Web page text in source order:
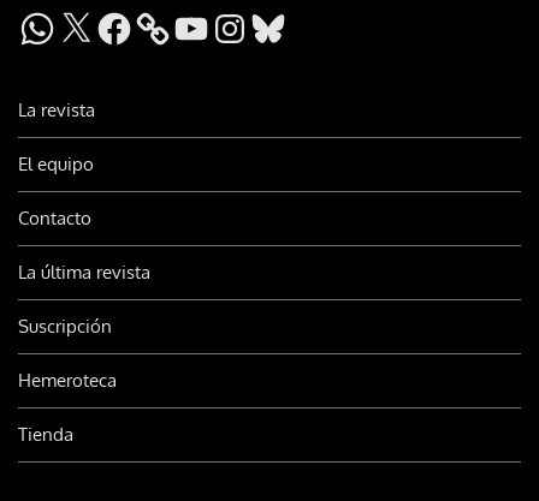
WhatsApp
X Facebook YouTubeInstagram
Bluesky
La revista
El equipo
Contacto
La última revista
Suscripción
Hemeroteca
Tienda